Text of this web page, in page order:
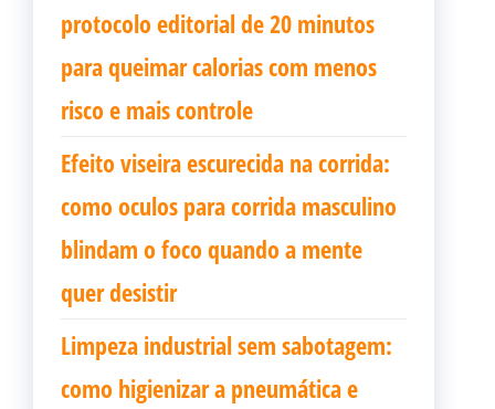
protocolo editorial de 20 minutos
para queimar calorias com menos
risco e mais controle
Efeito viseira escurecida na corrida:
como oculos para corrida masculino
blindam o foco quando a mente
quer desistir
Limpeza industrial sem sabotagem:
como higienizar a pneumática e